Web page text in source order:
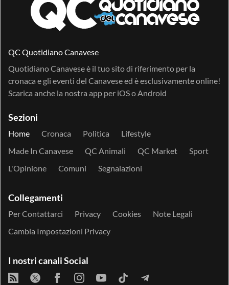
QC Quotidiano Canavese
Quotidiano Canavese è il tuo sito di riferimento per la
cronaca e gli eventi del Canavese ed è esclusivamente online!
Scarica anche la nostra app per iOSoAndroid
Sezioni
Home Cronaca Politica
Lifestyle
Made In Canavese
QC Animali QC Market
Sport
L'Opinione
Comuni Segnalazioni
Collegamenti
Per Contattarci Privacy Cookies
Note Legali
Cambia Impostazioni Privacy
I nostri canali Social